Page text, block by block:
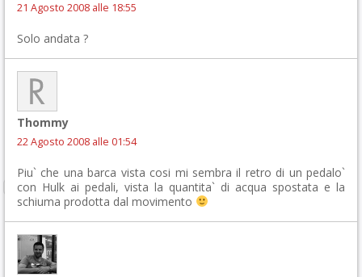
21 Agosto 2008 alle 18:55
Solo andata ?
Thommy
22 Agosto 2008 alle 01:54
Piu` che una barca vista cosi mi sembra il retro di un pedalo`
con Hulk ai pedali, vista la quantita` di acqua spostata e la
schiuma prodotta dal movimento